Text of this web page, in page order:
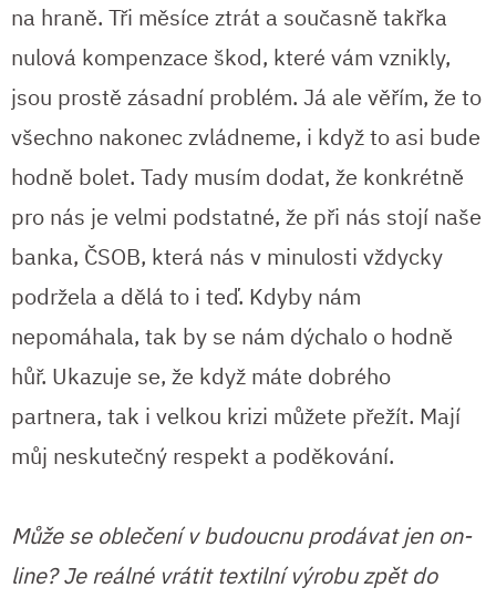
na hraně. Tři měsíce ztrát a současně takřka
nulová kompenzace škod, které vám vznikly,
jsou prostě zásadní problém. Já ale věřím, že to
všechno nakonec zvládneme, i když to asi bude
hodně bolet. Tady musím dodat, že konkrétně
pro nás je velmi podstatné, že při nás stojí naše
banka, ČSOB, která nás v minulosti vždycky
podržela a dělá to i teď. Kdyby nám
nepomáhala, tak by se nám dýchalo o hodně
hůř. Ukazuje se, že když máte dobrého
partnera, tak i velkou krizi můžete přežít. Mají
můj neskutečný respekt a poděkování.
Může se oblečení v budoucnu prodávat jen on-
line? Je reálné vrátit textilní výrobu zpět do